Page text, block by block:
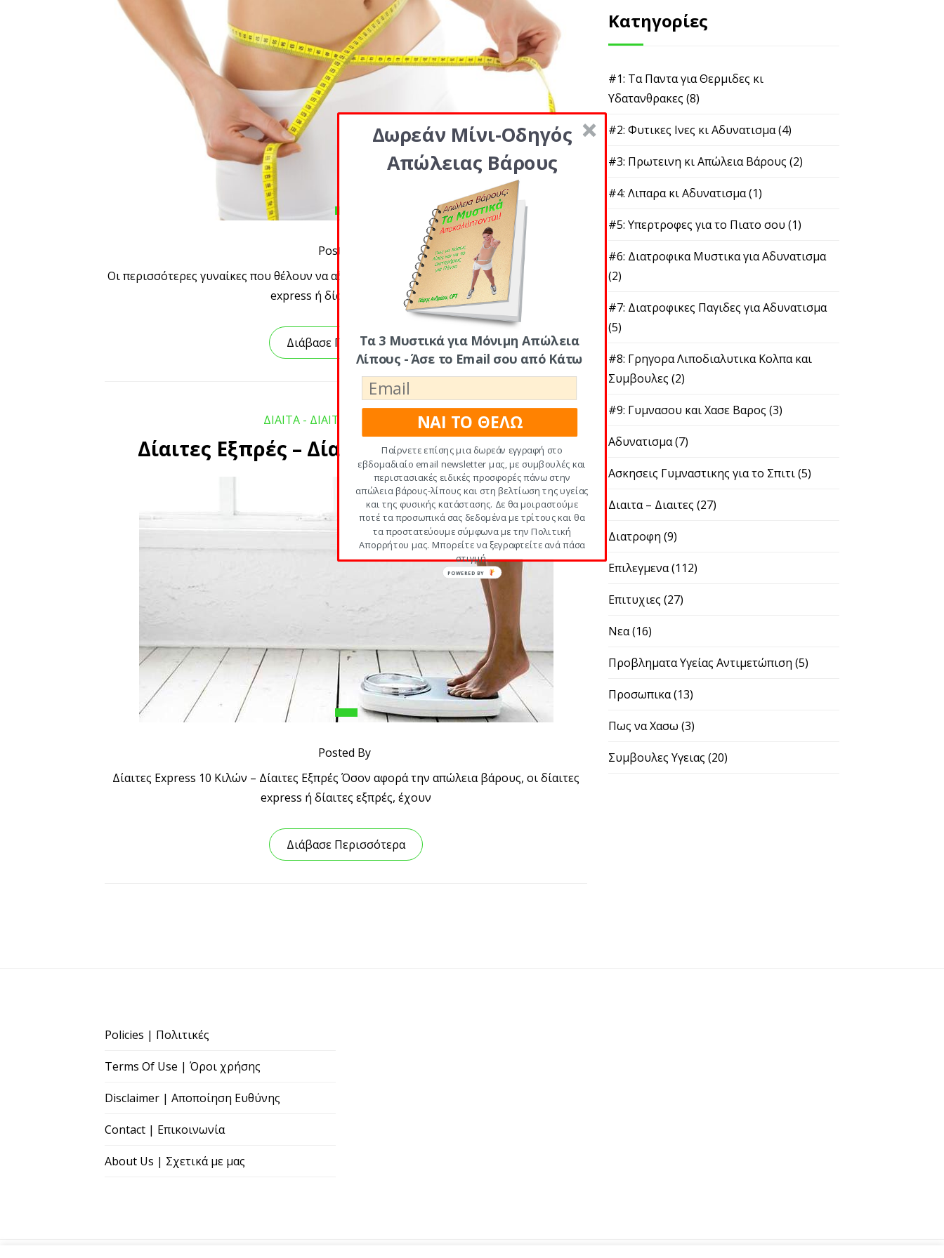
Posted By
Οι περισσότερες γυναίκες που θέλουν να αδυνατίσουν ψάχνουν απεγνωσμένα μια δίαιτα
express ή δίαιτα εξπρές που
Διάβασε Περισσότερα
ΔΙΑΙΤΑ - ΔΙΑΙΤΕΣ ΕΠΙΛΕΓΜΕΝΑ
Δίαιτες Εξπρές – Δίαιτες Express 10 Κιλών
Posted By
Δίαιτες Express 10 Κιλών – Δίαιτες Εξπρές Όσον αφορά την απώλεια βάρους, οι δίαιτες
express ή δίαιτες εξπρές, έχουν
Διάβασε Περισσότερα
Κατηγορίες
#1: Τα Παντα για Θερμιδες κι
Υδατανθρακες (8)
#2: Φυτικες Ινες κι Αδυνατισμα(4)
#3: Πρωτεινη κι Απώλεια Βάρους (2)
#4: Λιπαρα κι Αδυνατισμα(1)
#5: Υπερτροφες για το Πιατο σου (1)
#6: Διατροφικα Μυστικα για Αδυνατισμα
(2)
#7: Διατροφικες Παγιδες για Αδυνατισμα
(5)
#8: Γρηγορα Λιποδιαλυτικα Κολπα και
Συμβουλες (2)
#9: Γυμνασου και Χασε Βαρος (3)
Αδυνατισμα(7)
Ασκησεις Γυμναστικης για το Σπιτι(5)
Διαιτα – Διαιτες (27)
Διατροφη (9)
Επιλεγμενα(112)
Επιτυχιες (27)
Νεα(16)
Προβληματα Υγείας Αντιμετώπιση (5)
Προσωπικα(13)
Πως να Χασω (3)
Συμβουλες Υγειας (20)
Policies | Πολιτικές
Terms Of Use | Όροι χρήσης
Disclaimer | Αποποίηση Ευθύνης
Contact | Επικοινωνία
About Us | Σχετικά με μας
Δωρεάν Μίνι-Οδηγός
Απώλειας Βάρους
Τα 3 Μυστικά για Μόνιμη Απώλεια
Λίπους - Άσε το Email σου από Κάτω
ΝΑΙ ΤΟ ΘΕΛΩ
Παίρνετε επίσης μια δωρεάν εγγραφή στο
εβδομαδιαίο email newsletter μας, με συμβουλές και
περιστασιακές ειδικές προσφορές πάνω στην
απώλεια βάρους-λίπους και στη βελτίωση της υγείας
και της φυσικής κατάστασης. Δε θα μοιραστούμε
ποτέ τα προσωπικά σας δεδομένα με τρίτους και θα
τα προστατεύουμε σύμφωνα με την Πολιτική
Απορρήτου μας. Μπορείτε να ξεγραφτείτε ανά πάσα
στιγμή.
POWERED